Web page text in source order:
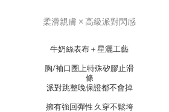
柔滑親膚 × 高級派對閃感
牛奶絲表布＋星灑工藝
胸/袖口圈上特殊矽膠止滑
條
派對跳整晚保證都不會掉
擁有強回彈性 久穿不鬆垮